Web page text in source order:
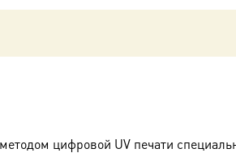
цифровой UV печати